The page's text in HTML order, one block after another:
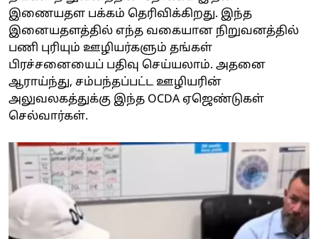
இணையதள பக்கம் தெரிவிக்கிறது. இந்த
இனையதளத்தில் எந்த வகையான நிறுவனத்தில்
பணி புரியும் ஊழியர்களும் தங்கள்
பிரச்சனையைப் பதிவு செய்யலாம். அதனை
ஆராய்ந்து, சம்பந்தப்பட்ட ஊழியரின்
அலுவலகத்துக்கு இந்த OCDA ஏஜெண்டுகள்
செல்வார்கள்.